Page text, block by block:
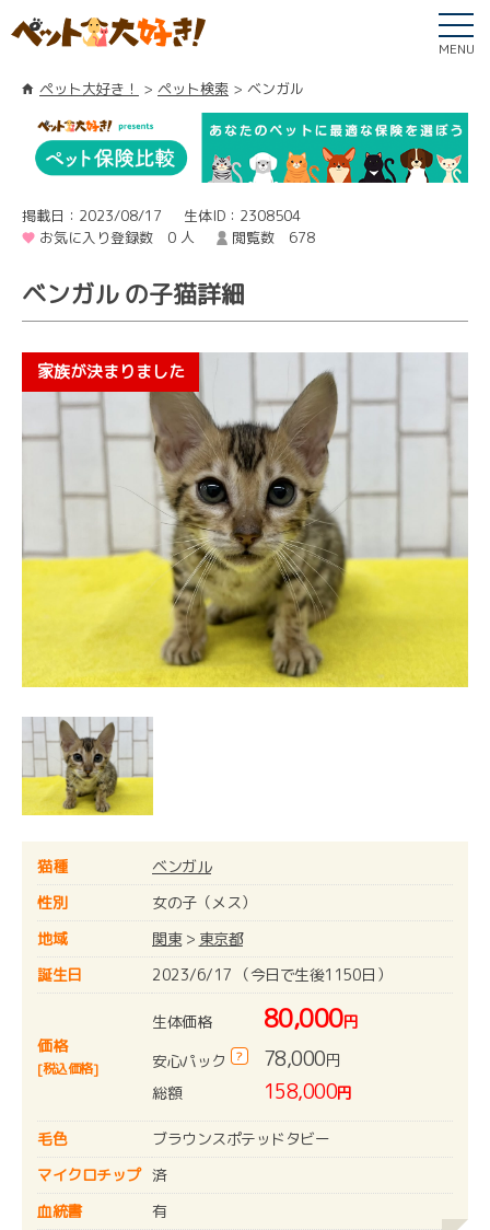
MENU
ペット大好き！ ペット検索 ベンガル
掲載日：2023/08/17
生体ID：2308504
お気に入り登録数 0 人
閲覧数 678
ベンガル の子猫詳細
猫種
ベンガル
性別
女の子（メス）
地域
関東> 東京都
誕生日
2023/6/17 （今日で生後1150日）
価格
[税込価格]
生体価格 80,000円
安心パック
? 78,000円
総額
158,000円
毛色
ブラウンスポテッドタビー
マイクロチップ 済
血統書
有